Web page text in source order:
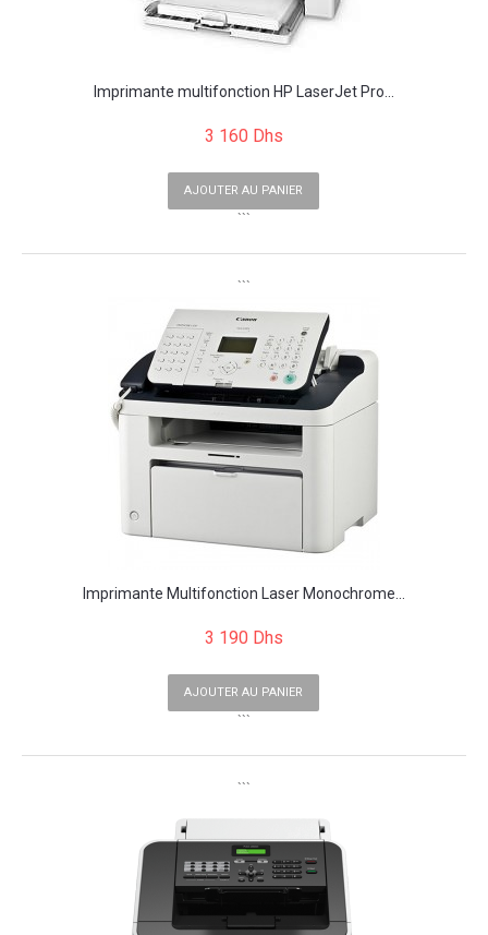
Imprimante multifonction HP LaserJet Pro...
3 160 Dhs
AJOUTER AU PANIER
```
```
Imprimante Multifonction Laser Monochrome...
3 190 Dhs
AJOUTER AU PANIER
```
```